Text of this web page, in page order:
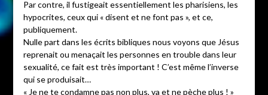
Par contre, il fustigeait essentiellement les pharisiens, les
hypocrites, ceux qui « disent et ne font pas », et ce,
publiquement.
Nulle part dans les écrits bibliques nous voyons que Jésus
reprenait ou menaçait les personnes en trouble dans leur
sexualité, ce fait est très important ! C’est même l’inverse
qui se produisait…
« Je ne te condamne pas non plus, va et ne pèche plus ! »